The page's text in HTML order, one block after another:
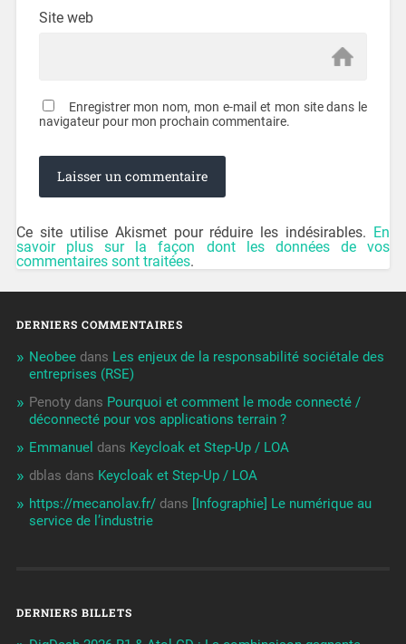
Site web
Enregistrer mon nom, mon e-mail et mon site dans le
navigateur pour mon prochain commentaire.
Ce site utilise Akismet pour réduire les indésirables. En
savoir plus sur la façon dont les données de vos
commentaires sont traitées.
DERNIERS COMMENTAIRES
Neobeedans Les enjeux de la responsabilité sociétale des
entreprises (RSE)
Penotydans Pourquoi et comment le mode connecté /
déconnecté pour vos applications terrain ?
Emmanuel dans Keycloak et Step-Up / LOA
dblas dans Keycloak et Step-Up / LOA
https://mecanolav.fr/dans [Infographie] Le numérique au
service de l’industrie
DERNIERS BILLETS